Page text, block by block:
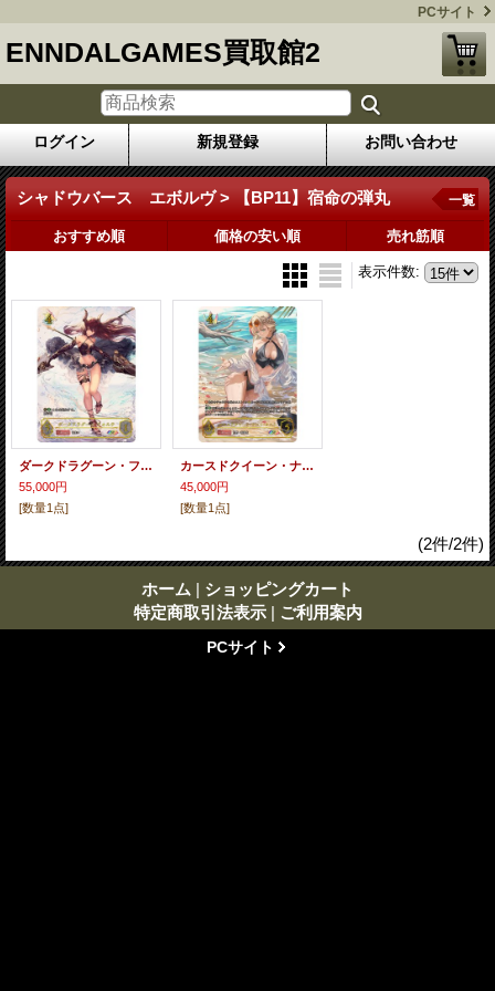
PCサイト
ENNDALGAMES買取館2
ログイン 新規登録 お問い合わせ
シャドウバース エボルヴ > 【BP11】宿命の弾丸 一覧
おすすめ順 価格の安い順 売れ筋順
表示件数:
ダークドラグーン・フォルテ【SP】
55,000円
[数量1点]
カースドクイーン・ナハト・ナハト【SP】
45,000円
[数量1点]
(2件/2件)
ホーム | ショッピングカート
特定商取引法表示 | ご利用案内
PCサイト